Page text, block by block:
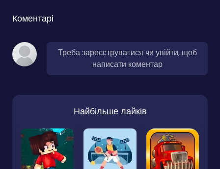
Коментарі
Треба зареєструватися чи увійти, щоб
написати коментар
Найбільше лайків